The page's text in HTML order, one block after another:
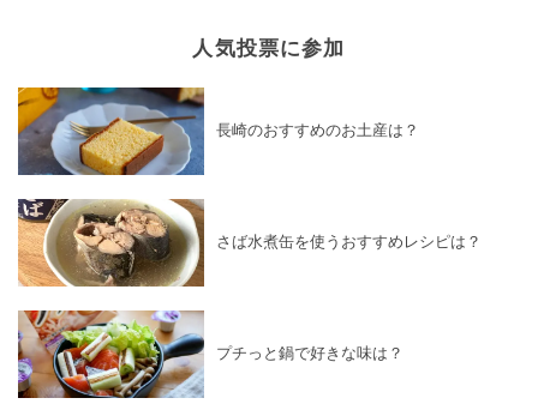
人気投票に参加
長崎のおすすめのお土産は？
さば水煮缶を使うおすすめレシピは？
プチっと鍋で好きな味は？